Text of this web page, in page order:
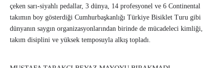
çeken sarı-siyahlı pedallar, 3 dünya, 14 profesyonel ve 6 Continental
takımın boy gösterdiği Cumhurbaşkanlığı Türkiye Bisiklet Turu gibi
dünyanın saygın organizasyonlarından birinde de mücadeleci kimliği,
takım disiplini ve yüksek temposuyla alkış topladı.